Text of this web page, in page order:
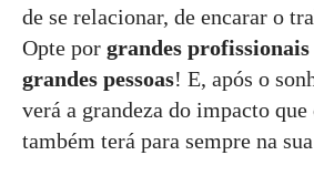
de se relacionar, de encarar o
Opte por grandes profissionais
grandes pessoas! E, após o
verá a grandeza do impacto
também terá para sempre na